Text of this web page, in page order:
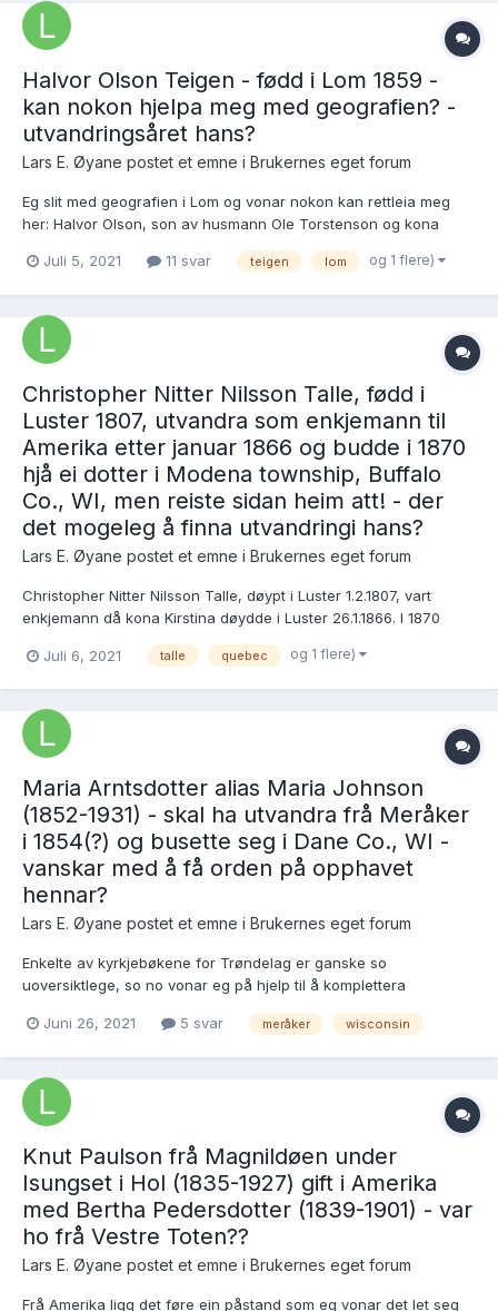
Halvor Olson Teigen - fødd i Lom 1859 -
kan nokon hjelpa meg med geografien? -
utvandringsåret hans?
Lars E. Øyane postet et emne i Brukernes eget forum
Eg slit med geografien i Lom og vonar nokon kan rettleia meg
her: Halvor Olson, son av husmann Ole Torstenson og kona
oppgjeve at foreldri var plassfolk i Rostadeiget i Lom, og i 1865
Juli 5, 2021 11 svar teigen lom og 1 flere)
Christopher Nitter Nilsson Talle, fødd i
Luster 1807, utvandra som enkjemann til
Amerika etter januar 1866 og budde i 1870
hjå ei dotter i Modena township, Buffalo
Co., WI, men reiste sidan heim att! - der
det mogeleg å finna utvandringi hans?
Lars E. Øyane postet et emne i Brukernes eget forum
Christopher Nitter Nilsson Talle, døypt i Luster 1.2.1807, vart
enkjemann då kona Kirstina døydde i Luster 26.1.1866. I 1870
WI: https://www.familysearch.org/ark:/61903/3:1:S3HT-6Q6W-26
Juli 6, 2021 talle quebec og 1 flere)
Maria Arntsdotter alias Maria Johnson
(1852-1931) - skal ha utvandra frå Meråker
i 1854(?) og busette seg i Dane Co., WI -
vanskar med å få orden på opphavet
hennar?
Lars E. Øyane postet et emne i Brukernes eget forum
Enkelte av kyrkjebøkene for Trøndelag er ganske so
uoversiktlege, so no vonar eg på hjelp til å komplettera
eit oppdatert manuskript: ~~~~~~~~~~~~~~ NB: Etter nye
Juni 26, 2021 5 svar meråker wisconsin
Knut Paulson frå Magnildøen under
Isungset i Hol (1835-1927) gift i Amerika
med Bertha Pedersdotter (1839-1901) - var
ho frå Vestre Toten??
Lars E. Øyane postet et emne i Brukernes eget forum
Frå Amerika ligg det føre ein påstand som eg vonar det let seg